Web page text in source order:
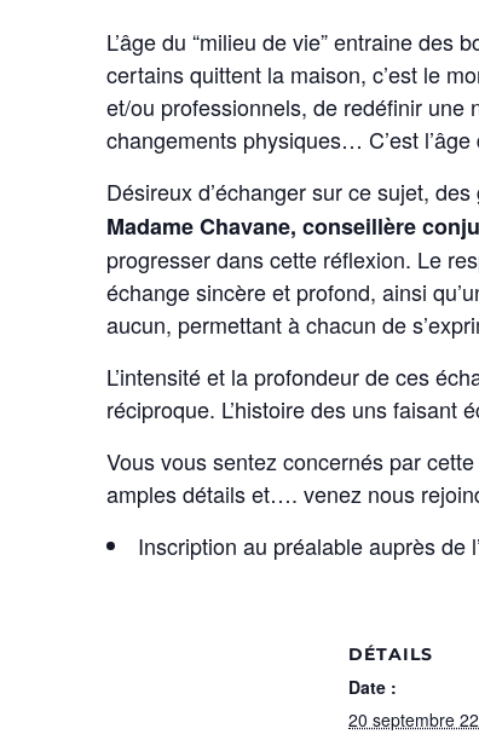
L’âge du “milieu de vie” entraine
certains quittent la maison, c’est le
et/ou professionnels, de redéfinir une
changements physiques… C’est
Désireux d’échanger sur ce sujet,
Madame Chavane, conseillère
progresser dans cette réflexion. Le
échange sincère et profond, ainsi
aucun, permettant à chacun de
L’intensité et la profondeur de ces
réciproque. L’histoire des uns faisant
Vous vous sentez concernés par
amples détails et…. venez nous
Inscription au préalable auprès de
DÉTAILS
Date :
20 septembre 22